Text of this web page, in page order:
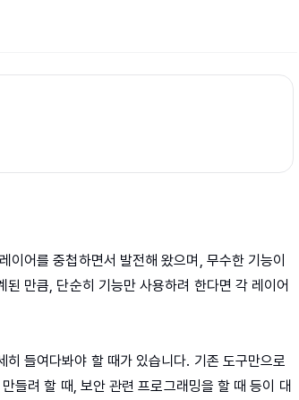
어를 중첩하면서 발전해 왔으며, 무수한 기능이
만큼, 단순히 기능만 사용하려 한다면 각 레이어
들여다봐야 할 때가 있습니다. 기존 도구만으로
들려 할 때, 보안 관련 프로그래밍을 할 때 등이 대